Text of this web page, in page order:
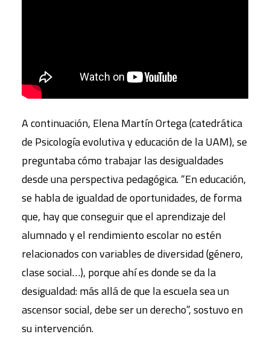
A continuación, Elena Martín Ortega (catedrática
de Psicología evolutiva y educación de la UAM), se
preguntaba cómo trabajar las desigualdades
desde una perspectiva pedagógica. “En educación,
se habla de igualdad de oportunidades, de forma
que, hay que conseguir que el aprendizaje del
alumnado y el rendimiento escolar no estén
relacionados con variables de diversidad (género,
clase social…), porque ahí es donde se da la
desigualdad: más allá de que la escuela sea un
ascensor social, debe ser un derecho”, sostuvo en
su intervención.